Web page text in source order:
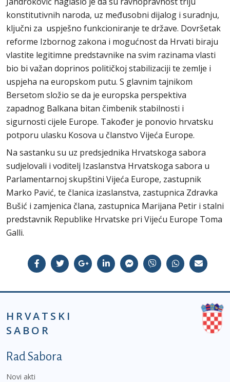
konstitutivnih naroda, uz međusobni dijalog i suradnju,
ključni za uspješno funkcioniranje te države. Dovršetak
reforme Izbornog zakona i mogućnost da Hrvati biraju
vlastite legitimne predstavnike na svim razinama vlasti
bio bi važan doprinos političkoj stabilizaciji te zemlje i
uspjeha na europskom putu. S glavnim tajnikom
Bersetom složio se da je europska perspektiva
zapadnog Balkana bitan čimbenik stabilnosti i
sigurnosti cijele Europe. Također je ponovio hrvatsku
potporu ulasku Kosova u članstvo Vijeća Europe.
Na sastanku su uz predsjednika Hrvatskoga sabora
sudjelovali i voditelj Izaslanstva Hrvatskoga sabora u
Parlamentarnoj skupštini Vijeća Europe, zastupnik
Marko Pavić, te članica izaslanstva, zastupnica Zdravka
Bušić i zamjenica člana, zastupnica Marijana Petir i stalni
predstavnik Republike Hrvatske pri Vijeću Europe Toma
Galli.
HRVATSKI
SABOR
Podnožje prvi izbornik
Rad Sabora
Novi akti